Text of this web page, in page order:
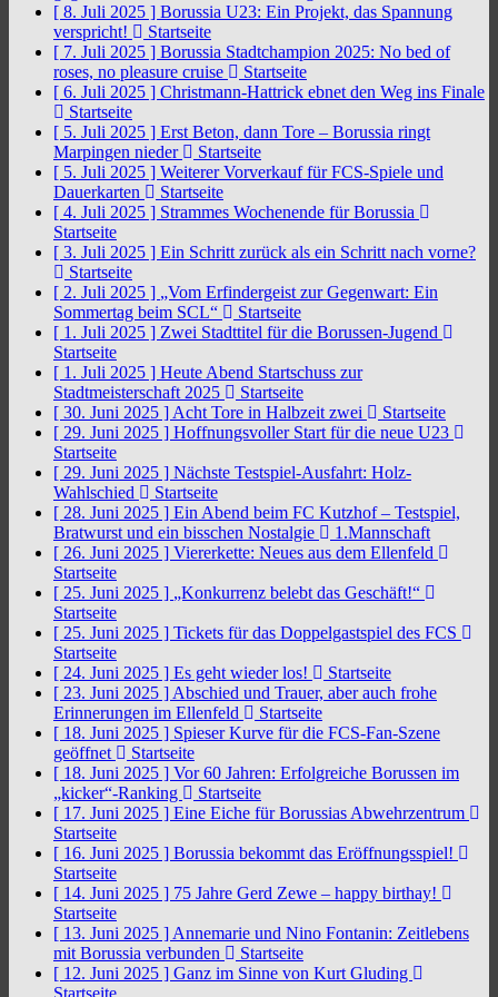
[ 8. Juli 2025 ] Borussia U23: Ein Projekt, das Spannung
verspricht!
Startseite
[ 7. Juli 2025 ] Borussia Stadtchampion 2025: No bed of
roses, no pleasure cruise
Startseite
[ 6. Juli 2025 ] Christmann-Hattrick ebnet den Weg ins Finale
Startseite
[ 5. Juli 2025 ] Erst Beton, dann Tore – Borussia ringt
Marpingen nieder
Startseite
[ 5. Juli 2025 ] Weiterer Vorverkauf für FCS-Spiele und
Dauerkarten
Startseite
[ 4. Juli 2025 ] Strammes Wochenende für Borussia
Startseite
[ 3. Juli 2025 ] Ein Schritt zurück als ein Schritt nach vorne?
Startseite
[ 2. Juli 2025 ] „Vom Erfindergeist zur Gegenwart: Ein
Sommertag beim SCL“
Startseite
[ 1. Juli 2025 ] Zwei Stadttitel für die Borussen-Jugend
Startseite
[ 1. Juli 2025 ] Heute Abend Startschuss zur
Stadtmeisterschaft 2025
Startseite
[ 30. Juni 2025 ] Acht Tore in Halbzeit zwei
Startseite
[ 29. Juni 2025 ] Hoffnungsvoller Start für die neue U23
Startseite
[ 29. Juni 2025 ] Nächste Testspiel-Ausfahrt: Holz-
Wahlschied
Startseite
[ 28. Juni 2025 ] Ein Abend beim FC Kutzhof – Testspiel,
Bratwurst und ein bisschen Nostalgie
1.Mannschaft
[ 26. Juni 2025 ] Viererkette: Neues aus dem Ellenfeld
Startseite
[ 25. Juni 2025 ] „Konkurrenz belebt das Geschäft!“
Startseite
[ 25. Juni 2025 ] Tickets für das Doppelgastspiel des FCS
Startseite
[ 24. Juni 2025 ] Es geht wieder los!
Startseite
[ 23. Juni 2025 ] Abschied und Trauer, aber auch frohe
Erinnerungen im Ellenfeld
Startseite
[ 18. Juni 2025 ] Spieser Kurve für die FCS-Fan-Szene
geöffnet
Startseite
[ 18. Juni 2025 ] Vor 60 Jahren: Erfolgreiche Borussen im
„kicker“-Ranking
Startseite
[ 17. Juni 2025 ] Eine Eiche für Borussias Abwehrzentrum
Startseite
[ 16. Juni 2025 ] Borussia bekommt das Eröffnungsspiel!
Startseite
[ 14. Juni 2025 ] 75 Jahre Gerd Zewe – happy birthay!
Startseite
[ 13. Juni 2025 ] Annemarie und Nino Fontanin: Zeitlebens
mit Borussia verbunden
Startseite
[ 12. Juni 2025 ] Ganz im Sinne von Kurt Gluding
Startseite